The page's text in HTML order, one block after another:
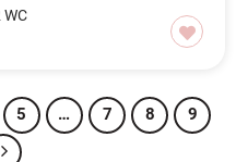
WC
5 … 7 8 9